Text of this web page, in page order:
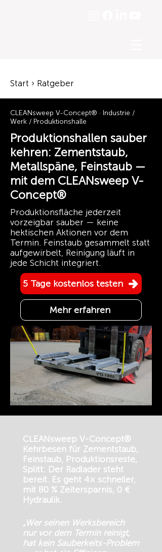
Start › Ratgeber
CLEANsweep V-Concept® · Industrie /
Werk / Produktionshalle
Produktionshallen sauber
kehren: Zementstaub,
Metallspäne, Feinstaub —
mit dem CLEANsweep V-
Concept®
Produktionsfläche jederzeit
vorzeigbar sauber — keine
hektischen Aktionen vor dem
Termin. Feinstaub gesammelt statt
aufgewirbelt, Reinigung läuft in
jede Schicht integriert.
5 Tage kostenlos testen
Mehr erfahren
CLEANsweep V-Concept®
Kehrbesen für Zementstaub,
Feinstaub, Produktionsreste,
Splitt: Der Radlader steht
bereit. Es geht 4× schneller,
mit 80 % Zeitersparnis, 0 €
Hydraulik.
„Wer seinen Werksbereich
nur vor dem Termin reinigt,
hat kein Sauberkeits-Problem